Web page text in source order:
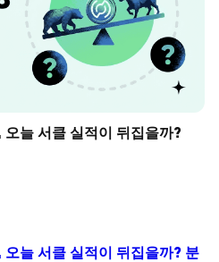
늘 서클 실적이 뒤집을까?
늘 서클 실적이 뒤집을까? 분